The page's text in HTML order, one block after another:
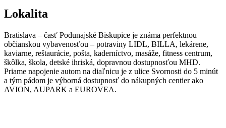
Lokalita
Bratislava – časť Podunajské Biskupice je známa perfektnou
občianskou vybavenosťou – potraviny LIDL, BILLA, lekárene,
kaviarne, reštaurácie, pošta, kaderníctvo, masáže, fitness centrum,
škôlka, škola, detské ihriská, dopravnou dostupnosťou MHD.
Priame napojenie autom na diaľnicu je z ulice Svornosti do 5 minút
a tým pádom je výborná dostupnosť do nákupných centier ako
AVION, AUPARK a EUROVEA.